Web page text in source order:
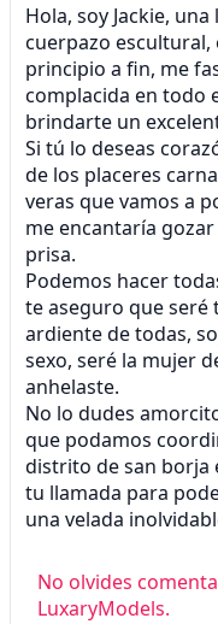
Hola, soy Jackie,
cuerpazo
principio a fin, me
complacida en todo
brindarte un
Si tú lo deseas
de los placeres
veras que vamos a
me encantaría
prisa.
Podemos hacer
te aseguro que seré
ardiente de todas,
sexo, seré la mujer
anhelaste.
No lo dudes
que podamos
distrito de san borja
tu llamada para
una velada
No olvides
LuxaryModels.